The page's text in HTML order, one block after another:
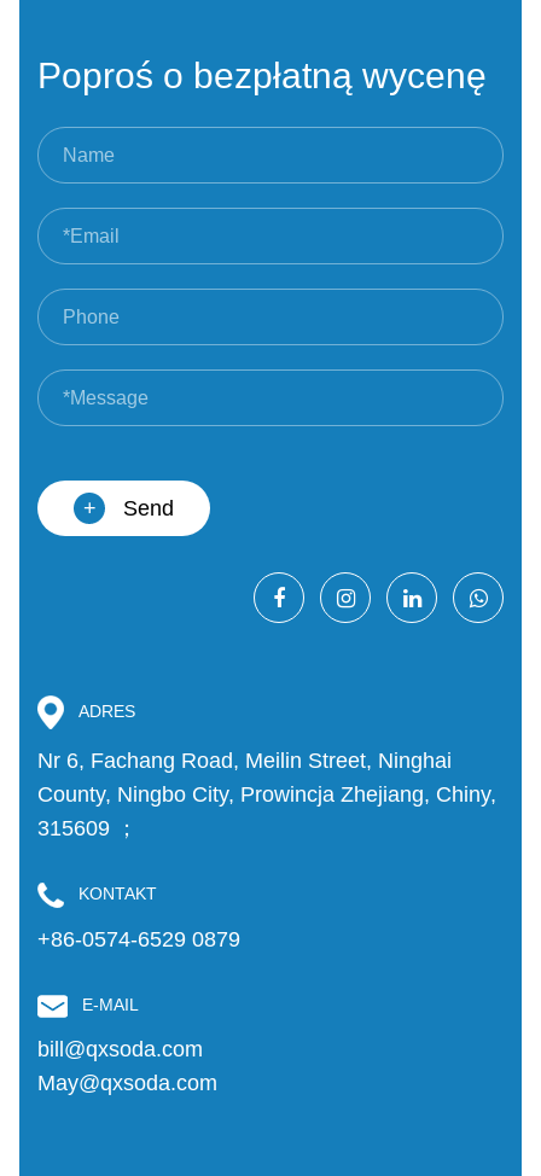
Poproś o bezpłatną wycenę
+ Send
ADRES
Nr 6, Fachang Road, Meilin Street, Ninghai
County, Ningbo City, Prowincja Zhejiang, Chiny,
315609 ；
KONTAKT
+86-0574-6529 0879
E-MAIL
bill@qxsoda.com
May@qxsoda.com